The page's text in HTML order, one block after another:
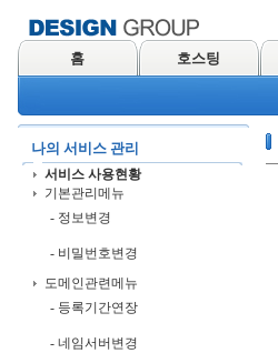
홈 호스팅
나의 서비스 관리
서비스 사용현황
기본관리메뉴
- 정보변경
- 비밀번호변경
도메인관련메뉴
- 등록기간연장
- 네임서버변경